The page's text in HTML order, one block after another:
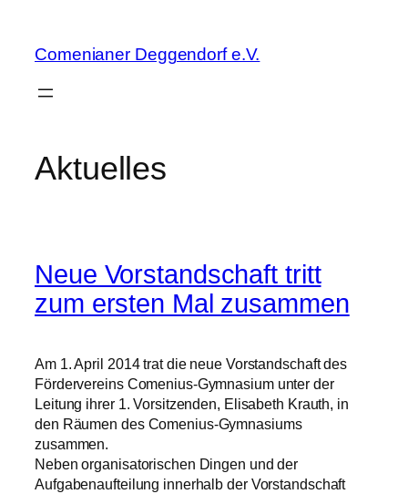
springen
Comenianer Deggendorf e.V.
Aktuelles
Neue Vorstandschaft tritt
zum ersten Mal zusammen
Am 1. April 2014 trat die neue Vorstandschaft des
Fördervereins Comenius-Gymnasium unter der
Leitung ihrer 1. Vorsitzenden, Elisabeth Krauth, in
den Räumen des Comenius-Gymnasiums
zusammen.
Neben organisatorischen Dingen und der
Aufgabenaufteilung innerhalb der Vorstandschaft